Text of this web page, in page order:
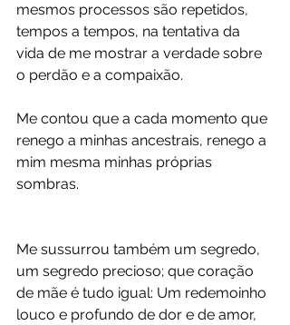
mesmos processos são repetidos,
tempos a tempos, na tentativa da
vida de me mostrar a verdade sobre
o perdão e a compaixão.
Me contou que a cada momento que
renego a minhas ancestrais, renego a
mim mesma minhas próprias
sombras.
Me sussurrou também um segredo,
um segredo precioso; que coração
de mãe é tudo igual: Um redemoinho
louco e profundo de dor e de amor,